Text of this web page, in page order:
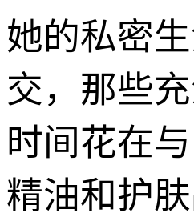
她的私密
交，那些
时间花在
精油和护